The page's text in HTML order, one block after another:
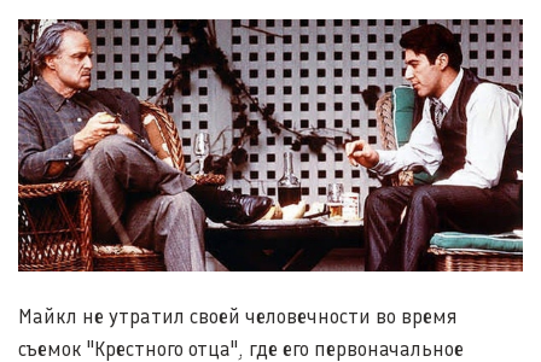
Майкл не утратил своей человечности во время
съемок "Крестного отца", где его первоначальное